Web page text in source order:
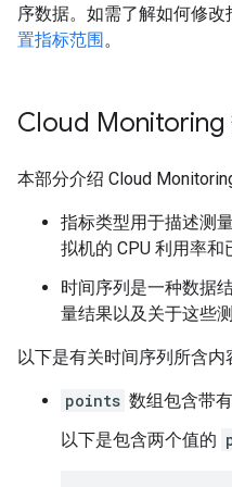
序数据。如需了解如何修改
置指标范围。
Cloud Monitoring
本部分介绍 Cloud
指标类型用于描述测
拟机的 CPU 利用率和
时间序列是一种数据
量结果以及关于这些
以下是有关时间序列所含内
points 数组包含带
以下是包含两个值的